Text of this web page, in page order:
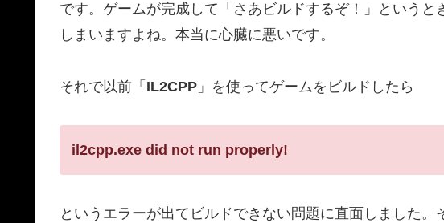
です。ゲームが完成して「さあビルドするぞ！」という
しまいますよね。本当に心臓に悪いです。
それで以前「 IL2CPP 」を使ってゲームをビルドしたら
il2cpp.exe did not run properly!
というエラーが出てビルドできない問題に直面しました